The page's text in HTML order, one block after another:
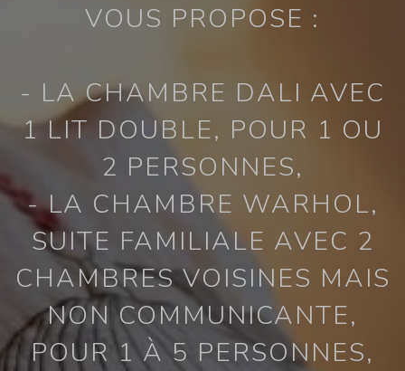
VOUS PROPOSE :
- LA CHAMBRE DALI AVEC
1 LIT DOUBLE, POUR 1 OU
2 PERSONNES,
- LA CHAMBRE WARHOL,
SUITE FAMILIALE AVEC 2
CHAMBRES VOISINES MAIS
NON COMMUNICANTE,
POUR 1 À 5 PERSONNES,